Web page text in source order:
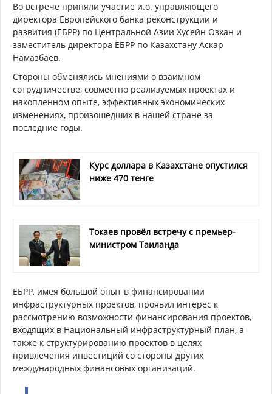
Во встрече приняли участие и.о. управляющего
директора Европейского банка реконструкции и
развития (ЕБРР) по Центральной Азии Хусейн Озхан и
заместитель директора ЕБРР по Казахстану Аскар
Намазбаев.
Стороны обменялись мнениями о взаимном
сотрудничестве, совместно реализуемых проектах и
накопленном опыте, эффективных экономических
изменениях, произошедших в нашей стране за
последние годы.
Курс доллара в Казахстане опустился
ниже 470 тенге
Токаев провёл встречу с премьер-
министром Таиланда
ЕБРР, имея большой опыт в финансировании
инфраструктурных проектов, проявил интерес к
рассмотрению возможности финансирования проектов,
входящих в Национальный инфраструктурный план, а
также к структурированию проектов в целях
привлечения инвестиций со стороны других
международных финансовых организаций.